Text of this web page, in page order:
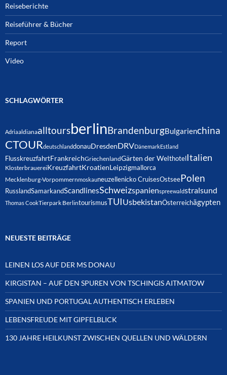
Reiseberichte
Reiseführer & Bücher
Report
Video
SCHLAGWÖRTER
AdriaaldianaalltoursberlinBrandenburgBulgarienchina
CTOURdeutschlanddonauDresdenDRVDänemarkEstland
FlusskreuzfahrtFrankreichGriechenlandGärten der WelthotelItalien
KlosterbrauereiKreuzfahrtKroatienLeipzigmallorca
Mecklenburg-Vorpommernmoskauneuzellenicko CruisesOstseePolen
RusslandSamarkandScandlinesSchweizspanienspreewaldstralsund
Thomas CookTierpark BerlintourismusTUIUsbekistanÖsterreichägypten
NEUESTE BEITRÄGE
LEINEN LOS AUF DER MS DONAU
KIRGISTAN – AUF DEN SPUREN VON TSCHINGIS AITMATOW
SPANIEN UND PORTUGAL AUTHENTISCH ERLEBEN
LEBENSFREUDE MIT GIPFELBLICK
130 JAHRE HEILKUNST ZWISCHEN QUELLEN UND WÄLDERN